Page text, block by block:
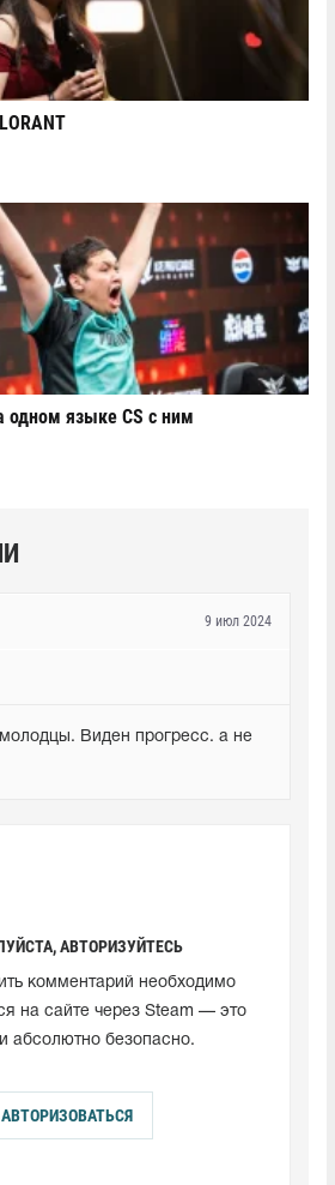
языке CS с ним
9 июл 2024
Виден прогресс. а не
АВТОРИЗУЙТЕСЬ
комментарий необходимо
на сайте через Steam — это
абсолютно безопасно.
АВТОРИЗОВАТЬСЯ